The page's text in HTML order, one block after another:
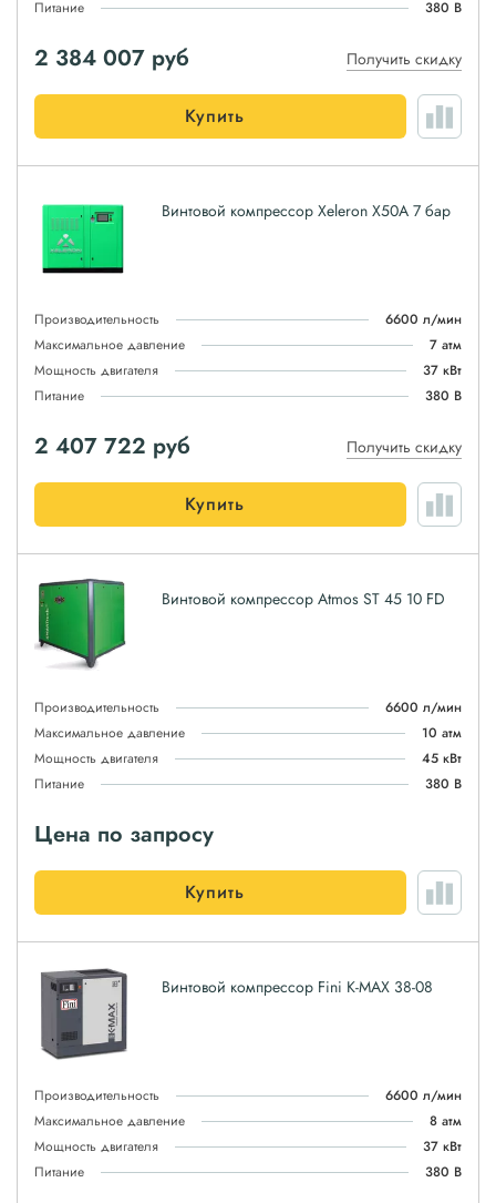
Питание
380 В
2 384 007 руб Получить скидку
Купить
Винтовой компрессор Xeleron X50A 7 бар
Производительность
6600 л/мин
Максимальное давление
7 атм
Мощность двигателя
37 кВт
Питание
380 В
2 407 722 руб Получить скидку
Купить
Винтовой компрессор Atmos ST 45 10 FD
Производительность
6600 л/мин
Максимальное давление
10 атм
Мощность двигателя
45 кВт
Питание
380 В
Цена по запросу
Купить
Винтовой компрессор Fini K-MAX 38-08
Производительность
6600 л/мин
Максимальное давление
8 атм
Мощность двигателя
37 кВт
Питание
380 В